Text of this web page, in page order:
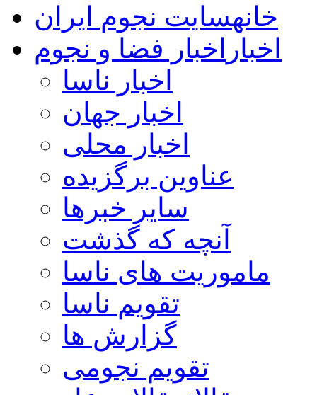
خانهسایت نجوم ایران
اخبار اخبار فضا و نجوم
اخبار ناسا
اخبار جهان
اخبار محلی
عناوین برگزیده
سایر خبرها
آنچه که گذشت
ماموریت های ناسا
تقویم ناسا
گزارش ها
تقویم نجومی